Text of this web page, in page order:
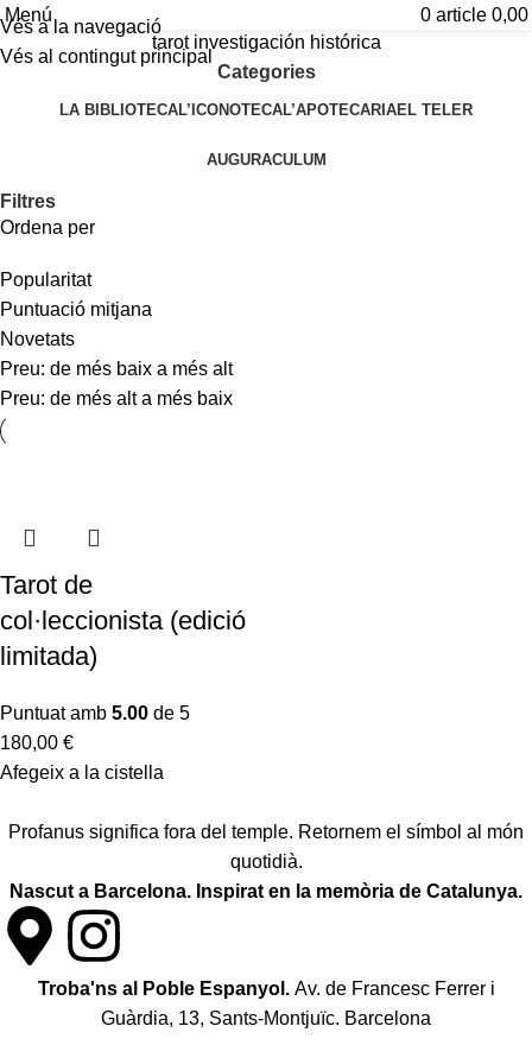
Vés a la navegació
Vés al contingut principal
Menú 0 article 0,00
tarot investigación histórica
Categories
LA BIBLIOTECAL’ICONOTECAL’APOTECARIAEL TELER
AUGURACULUM
Filtres
Ordena per
Popularitat
Puntuació mitjana
Novetats
Preu: de més baix a més alt
Preu: de més alt a més baix
Tarot de
col·leccionista (edició
limitada)
Puntuat amb 5.00 de 5
180,00 €
Afegeix a la cistella
Profanus significa fora del temple. Retornem el símbol al món
quotidià.
Nascut a Barcelona. Inspirat en la memòria de Catalunya.
Troba'ns al Poble Espanyol. Av. de Francesc Ferrer i
Guàrdia, 13, Sants-Montjuïc. Barcelona